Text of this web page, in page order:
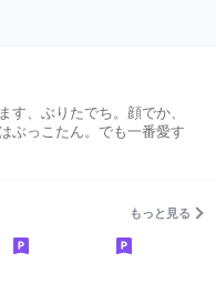
す、ぶりたでち。顔でか、
ぶっこたん。でも一番愛す
もっと見る